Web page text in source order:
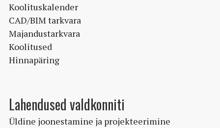
Koolituskalender
CAD/BIM tarkvara
Majandustarkvara
Koolitused
Hinnapäring
Lahendused valdkonniti
Üldine joonestamine ja projekteerimine